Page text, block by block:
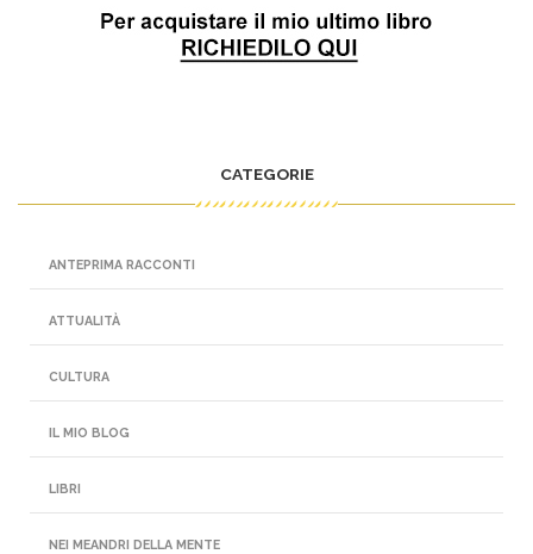
CATEGORIE
ANTEPRIMA RACCONTI
ATTUALITÀ
CULTURA
IL MIO BLOG
LIBRI
NEI MEANDRI DELLA MENTE